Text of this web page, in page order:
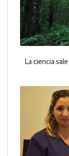
La ciencia